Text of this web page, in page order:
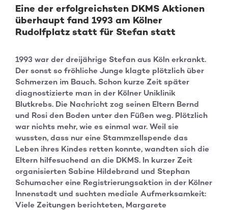
Eine der erfolgreichsten DKMS Aktionen
überhaupt fand 1993 am Kölner
Rudolfplatz statt für Stefan statt
1993 war der dreijährige Stefan aus Köln erkrankt.
Der sonst so fröhliche Junge klagte plötzlich über
Schmerzen im Bauch. Schon kurze Zeit später
diagnostizierte man in der Kölner Uniklinik
Blutkrebs. Die Nachricht zog seinen Eltern Bernd
und Rosi den Boden unter den Füßen weg. Plötzlich
war nichts mehr, wie es einmal war. Weil sie
wussten, dass nur eine Stammzellspende das
Leben ihres Kindes retten konnte, wandten sich die
Eltern hilfesuchend an die DKMS. In kurzer Zeit
organisierten Sabine Hildebrand und Stephan
Schumacher eine Registrierungsaktion in der Kölner
Innenstadt und suchten mediale Aufmerksamkeit:
Viele Zeitungen berichteten, Margarete